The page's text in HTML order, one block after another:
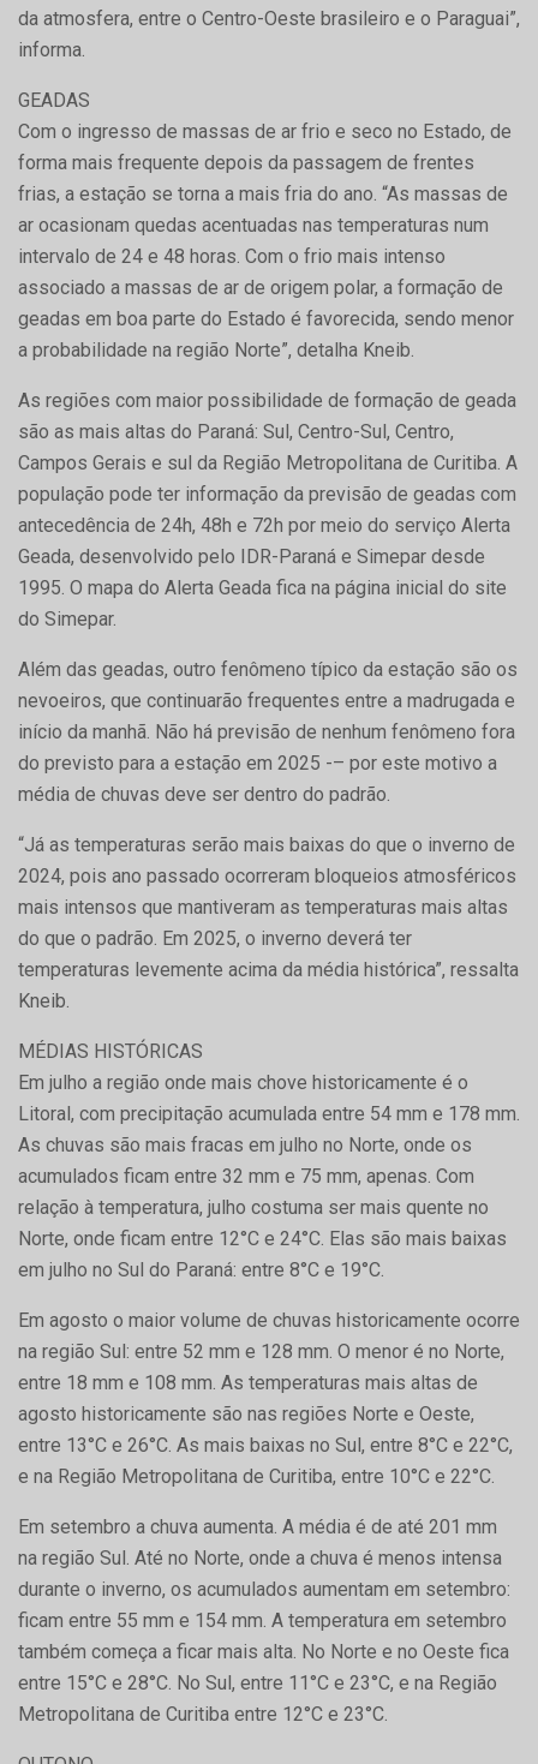
da atmosfera, entre o Centro-Oeste brasileiro e o Paraguai”,
informa.
GEADAS
Com o ingresso de massas de ar frio e seco no Estado, de
forma mais frequente depois da passagem de frentes
frias, a estação se torna a mais fria do ano. “As massas de
ar ocasionam quedas acentuadas nas temperaturas num
intervalo de 24 e 48 horas. Com o frio mais intenso
associado a massas de ar de origem polar, a formação de
geadas em boa parte do Estado é favorecida, sendo menor
a probabilidade na região Norte”, detalha Kneib.
As regiões com maior possibilidade de formação de geada
são as mais altas do Paraná: Sul, Centro-Sul, Centro,
Campos Gerais e sul da Região Metropolitana de Curitiba. A
população pode ter informação da previsão de geadas com
antecedência de 24h, 48h e 72h por meio do serviço Alerta
Geada, desenvolvido pelo IDR-Paraná e Simepar desde
1995. O mapa do Alerta Geada fica na página inicial do site
do Simepar.
Além das geadas, outro fenômeno típico da estação são os
nevoeiros, que continuarão frequentes entre a madrugada e
início da manhã. Não há previsão de nenhum fenômeno fora
do previsto para a estação em 2025 -– por este motivo a
média de chuvas deve ser dentro do padrão.
“Já as temperaturas serão mais baixas do que o inverno de
2024, pois ano passado ocorreram bloqueios atmosféricos
mais intensos que mantiveram as temperaturas mais altas
do que o padrão. Em 2025, o inverno deverá ter
temperaturas levemente acima da média histórica”, ressalta
Kneib.
MÉDIAS HISTÓRICAS
Em julho a região onde mais chove historicamente é o
Litoral, com precipitação acumulada entre 54 mm e 178 mm.
As chuvas são mais fracas em julho no Norte, onde os
acumulados ficam entre 32 mm e 75 mm, apenas. Com
relação à temperatura, julho costuma ser mais quente no
Norte, onde ficam entre 12°C e 24°C. Elas são mais baixas
em julho no Sul do Paraná: entre 8°C e 19°C.
Em agosto o maior volume de chuvas historicamente ocorre
na região Sul: entre 52 mm e 128 mm. O menor é no Norte,
entre 18 mm e 108 mm. As temperaturas mais altas de
agosto historicamente são nas regiões Norte e Oeste,
entre 13°C e 26°C. As mais baixas no Sul, entre 8°C e 22°C,
e na Região Metropolitana de Curitiba, entre 10°C e 22°C.
Em setembro a chuva aumenta. A média é de até 201 mm
na região Sul. Até no Norte, onde a chuva é menos intensa
durante o inverno, os acumulados aumentam em setembro:
ficam entre 55 mm e 154 mm. A temperatura em setembro
também começa a ficar mais alta. No Norte e no Oeste fica
entre 15°C e 28°C. No Sul, entre 11°C e 23°C, e na Região
Metropolitana de Curitiba entre 12°C e 23°C.